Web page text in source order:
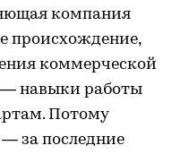
компания
происхождение,
коммерческой
— навыки работы
Потому
за последние